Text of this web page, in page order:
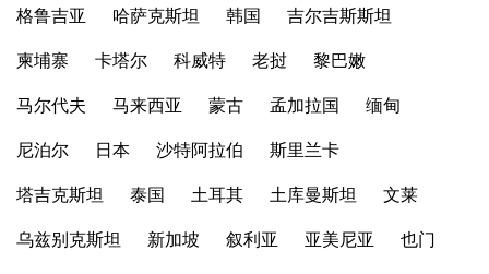
格鲁吉亚 哈萨克斯坦 韩国 吉尔吉斯斯坦
柬埔寨 卡塔尔 科威特 老挝 黎巴嫩
马尔代夫 马来西亚 蒙古 孟加拉国 缅甸
尼泊尔 日本 沙特阿拉伯 斯里兰卡
塔吉克斯坦 泰国 土耳其 土库曼斯坦 文莱
乌兹别克斯坦 新加坡 叙利亚 亚美尼亚 也门